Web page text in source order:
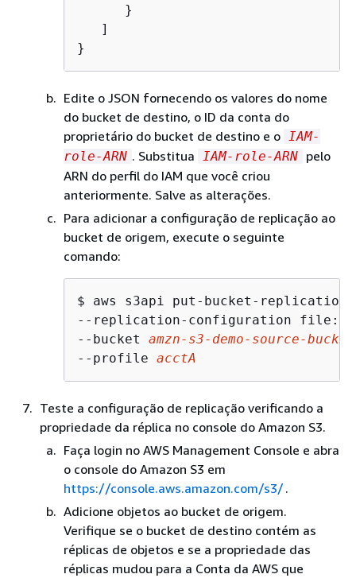
      }
   ]
}
Edite o JSON fornecendo os valores do nome
do bucket de destino, o ID da conta do
proprietário do bucket de destino e o
IAM-
role-ARN . Substitua IAM-role-ARN pelo
ARN do perfil do IAM que você criou
anteriormente. Salve as alterações.
Para adicionar a configuração de replicação ao
bucket de origem, execute o seguinte
comando:
$ aws s3api put-bucket-replication
--replication-configuration file://
--bucket amzn-s3-demo-source-bucket
--profile acctA
Teste a configuração de replicação verificando a
propriedade da réplica no console do Amazon S3.
Faça login no AWS Management Console e abra
o console do Amazon S3 em
https://console.aws.amazon.com/s3/.
Adicione objetos ao bucket de origem.
Verifique se o bucket de destino contém as
réplicas de objetos e se a propriedade das
réplicas mudou para a Conta da AWS que